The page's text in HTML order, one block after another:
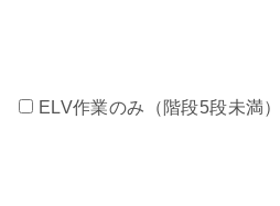
ELV作業のみ（階段5段未満